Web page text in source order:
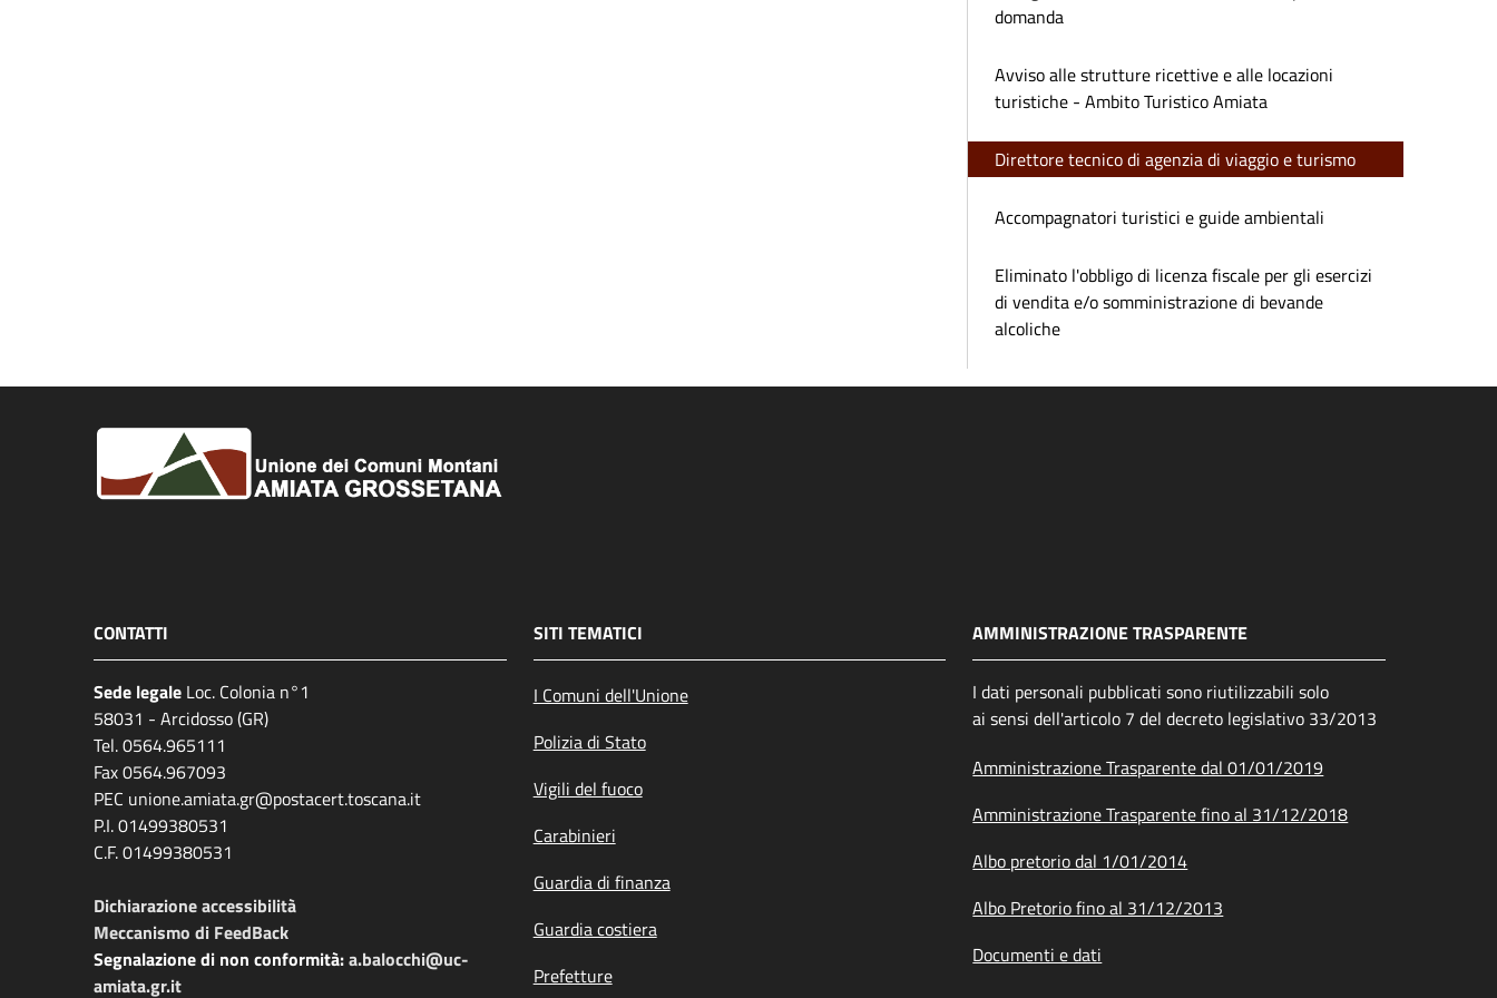
domanda
Avviso alle strutture ricettive e alle locazioni
turistiche - Ambito Turistico Amiata
Direttore tecnico di agenzia di viaggio e turismo
Accompagnatori turistici e guide ambientali
Eliminato l'obbligo di licenza fiscale per gli esercizi
di vendita e/o somministrazione di bevande
alcoliche
CONTATTI
Sede legale Loc. Colonia n°1
58031 - Arcidosso (GR)
Tel. 0564.965111
Fax 0564.967093
PEC unione.amiata.gr@postacert.toscana.it
P.I. 01499380531
C.F. 01499380531
Dichiarazione accessibilità
Meccanismo di FeedBack
Segnalazione di non conformità:a.balocchi@uc-
amiata.gr.it
SITI TEMATICI
I Comuni dell'Unione
Polizia di Stato
Vigili del fuoco
Carabinieri
Guardia di finanza
Guardia costiera
Prefetture
AMMINISTRAZIONE TRASPARENTE
I dati personali pubblicati sono riutilizzabili solo
ai sensi dell'articolo 7 del decreto legislativo 33/2013
Amministrazione Trasparente dal 01/01/2019
Amministrazione Trasparente fino al 31/12/2018
Albo pretorio dal 1/01/2014
Albo Pretorio fino al 31/12/2013
Documenti e dati